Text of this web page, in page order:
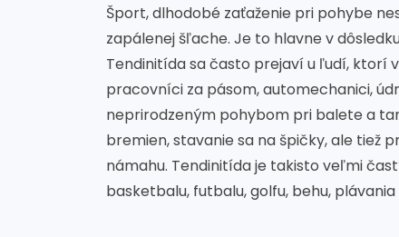
Šport, dlhodobé zaťaženie pri pohybe
zapálenej šľache. Je to hlavne v
Tendinitída sa často prejaví u ľudí, ktorí
pracovníci za pásom, automechanici,
neprirodzeným pohybom pri balete a
bremien, stavanie sa na špičky, ale tiež
námahu. Tendinitída je takisto veľmi
basketbalu, futbalu, golfu, behu, plávania